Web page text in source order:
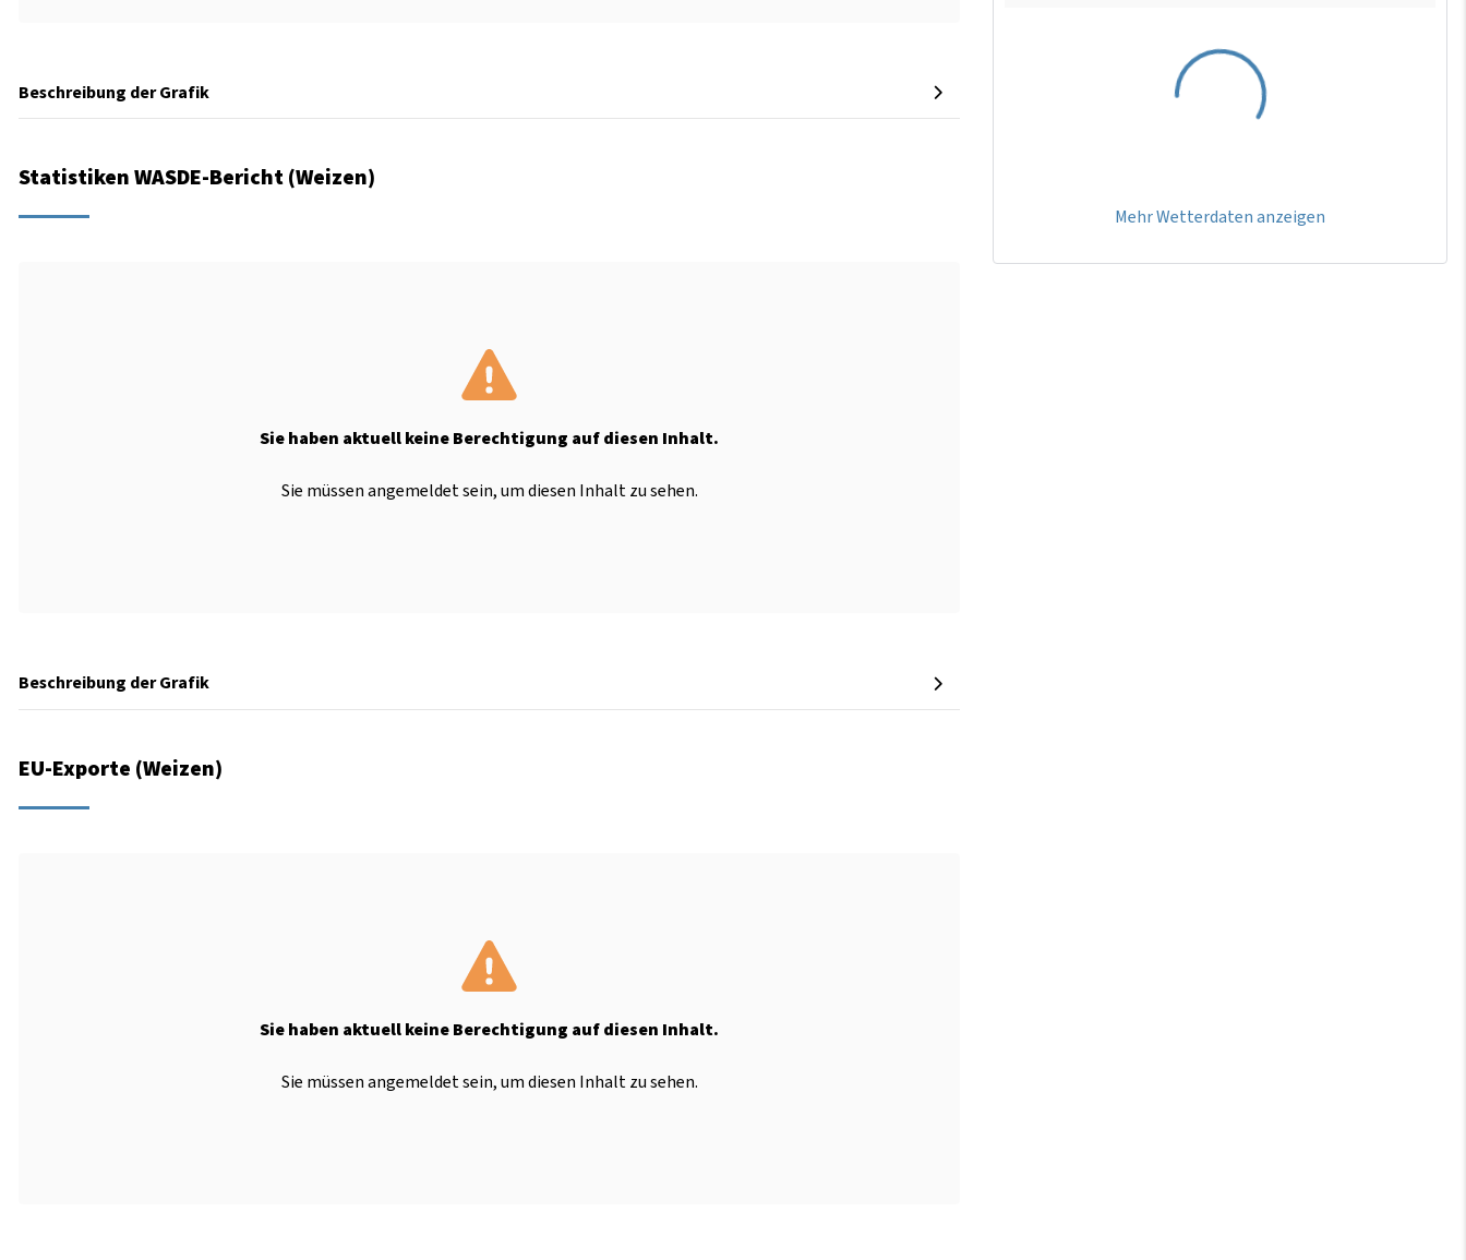
Beschreibung der Grafik
Statistiken WASDE-Bericht (Weizen)
Sie haben aktuell keine Berechtigung auf diesen Inhalt.
Sie müssen angemeldet sein, um diesen Inhalt zu sehen.
Beschreibung der Grafik
EU-Exporte (Weizen)
Sie haben aktuell keine Berechtigung auf diesen Inhalt.
Sie müssen angemeldet sein, um diesen Inhalt zu sehen.
Mehr Wetterdaten anzeigen